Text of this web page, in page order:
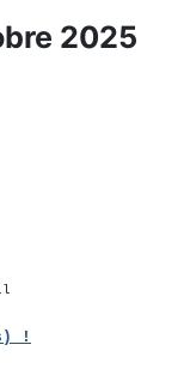
2025
!